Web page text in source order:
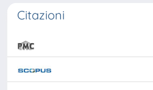
Citazioni